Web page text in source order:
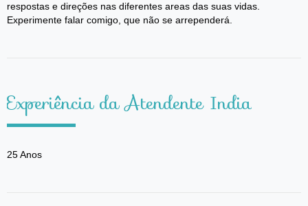
respostas e direções nas diferentes areas das suas vidas.
Experimente falar comigo, que não se arrependerá.
Experiência da Atendente India
25 Anos